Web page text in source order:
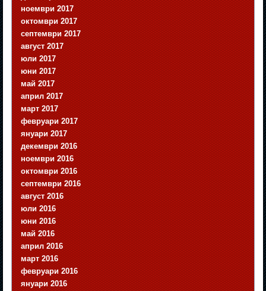
ноември 2017
октомври 2017
септември 2017
август 2017
юли 2017
юни 2017
май 2017
април 2017
март 2017
февруари 2017
януари 2017
декември 2016
ноември 2016
октомври 2016
септември 2016
август 2016
юли 2016
юни 2016
май 2016
април 2016
март 2016
февруари 2016
януари 2016